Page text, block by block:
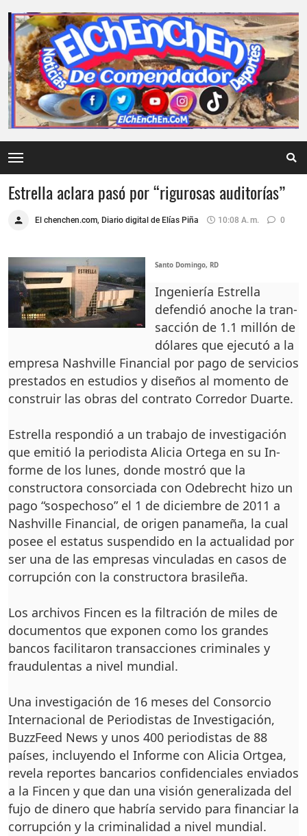
Estrella aclara pasó por “rigurosas auditorías”
El chenchen.com, Diario digital de Elías Piña 10:08 A. M. 0
Santo Domingo, RD
Ingeniería Estrella
defendió anoche la tran­
sacción de 1.1 millón de
dólares que ejecutó a la
empresa Nashville Finan­cial por pago de servicios
prestados en estudios y diseños al momento de
construir las obras del con­trato Corredor Duarte.
Estrella respondió a un trabajo de investigación
que emitió la periodis­ta Alicia Ortega en su In­
forme de los lunes, donde mostró que la
constructora consorciada con Odebre­cht hizo un
pago “sospe­choso” el 1 de diciembre de 2011 a
Nashville Finan­cial, de origen paname­ña, la cual
posee el estatus suspendido en la actuali­dad por
ser una de las em­presas vinculadas en ca­sos de
corrupción con la constructora brasileña.
Los archivos Fincen es la filtración de miles de
documentos que ex­ponen como los grandes
bancos facilitaron tran­sacciones criminales y
frau­dulentas a nivel mundial.
Una investigación de 16 meses del Consorcio
Inter­nacional de Periodistas de Investigación,
BuzzFeed News y unos 400 perio­distas de 88
países, inclu­yendo el Informe con Ali­cia Ortgea,
revela reportes bancarios confidenciales enviados
a la Fincen y que dan una visión generaliza­da del
fujo de dinero que habría servido para finan­ciar la
corrupción y la cri­minalidad a nivel mundial.